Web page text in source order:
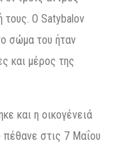
τους. Ο Satybalov
σώμα του ήταν
και μέρος της
και η οικογένειά
στις 7 Μαΐου